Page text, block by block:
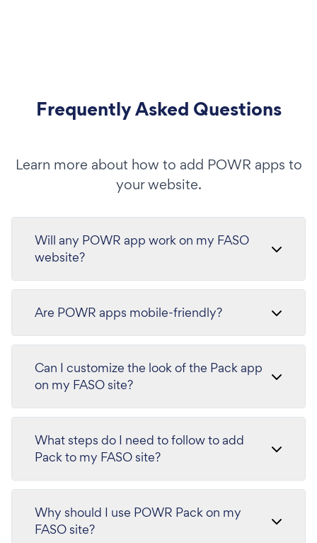
Frequently Asked Questions
Learn more about how to add POWR apps to
your website.
Will any POWR app work on my FASO
website?
Are POWR apps mobile-friendly?
Can I customize the look of the Pack app
on my FASO site?
What steps do I need to follow to add
Pack to my FASO site?
Why should I use POWR Pack on my
FASO site?